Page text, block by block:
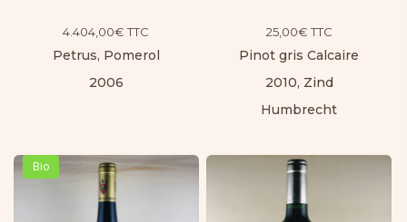
4.404,00€ TTC
Petrus, Pomerol
2006
25,00€ TTC
Pinot gris Calcaire
2010, Zind
Humbrecht
Bio